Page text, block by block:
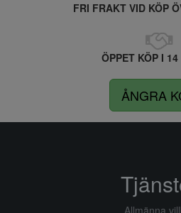
FRI FRAKT VID KÖP
ÖPPET KÖP I
ÅNGRA
Allmänna